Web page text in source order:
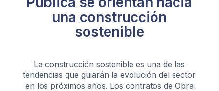
una construcción
sostenible
La construcción sostenible es una de las
tendencias que guiarán la evolución del sector
en los próximos años. Los contratos de Obra